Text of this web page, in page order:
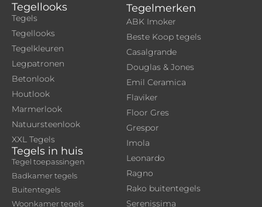
Tegellooks
Tegels
Tegellooks
Tegelkleuren
Legpatronen
Betonlook
Houtlook
Marmerlook
Natuursteenlook
XXL Tegels
Tegels in huis
Tegel toepassingen
Badkamer tegels
Buitentegels
Woonkamer tegels
Tegelmerken
ABK Imoker
Beste Koop tegels
Casalgrande
Douglas & Jones
Emil Ceramica
Flaviker
Floor Gres
Grespor
Imola
Leonardo
Ragno
Rako buitentegels
Serenissima